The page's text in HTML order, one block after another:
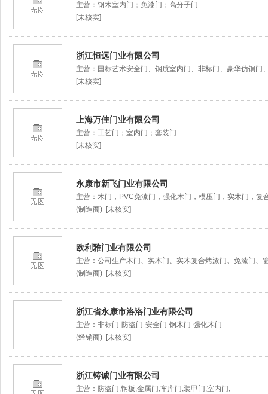
主营：钢木室内门；免漆门；高分子门
[未核实]
浙江恒远门业有限公司
主营：国标艺术安全门、钢质室内门、非标门、豪华仿铜门
[未核实]
上海万佳门业有限公司
主营：工艺门；室内门；套装门
[未核实]
永康市新飞门业有限公司
主营：木门，PVC免漆门，强化木门，模压门，实木门，复
(制造商) [未核实]
欧利雅门业有限公司
主营：公司生产木门、实木门、实木复合烤漆门、免漆门、
(制造商) [未核实]
浙江省永康市洛洛门业有限公司
主营：非标门-防盗门-安全门-钢木门-强化木门
(经销商) [未核实]
浙江铸诚门业有限公司
主营：防盗门;钢板;金属门;车库门;装甲门;室内门;